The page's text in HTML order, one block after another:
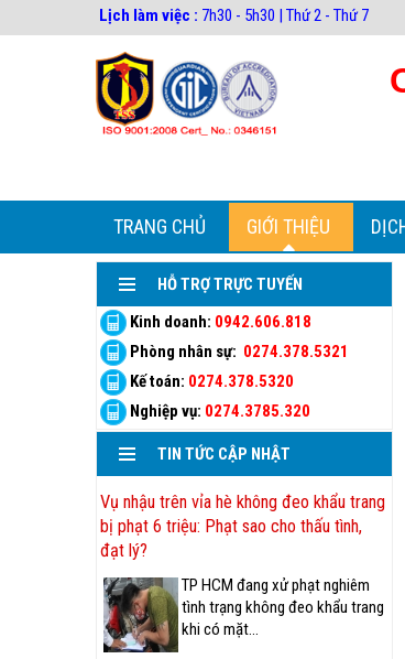
Lịch làm việc : 7h30 - 5h30 | Thứ 2 - Thứ 7
TRANG CHỦ GIỚI THIỆU
HỖ TRỢ TRỰC TUYẾN
Kinh doanh: 0942.606.818
Phòng nhân sự: 0274.378.5321
Kế toán: 0274.378.5320
Nghiệp vụ: 0274.3785.320
TIN TỨC CẬP NHẬT
Vụ nhậu trên vỉa hè không đeo khẩu trang
bị phạt 6 triệu: Phạt sao cho thấu tình,
đạt lý?
TP HCM đang xử phạt nghiêm
tình trạng không đeo khẩu trang
khi có mặt...